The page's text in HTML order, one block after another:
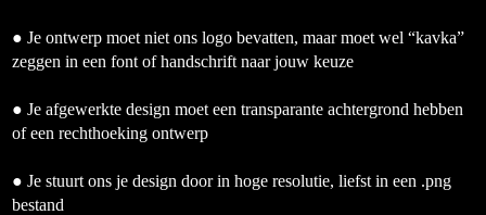
● Je ontwerp moet niet ons logo bevatten, maar moet wel “kavka”
zeggen in een font of handschrift naar jouw keuze
● Je afgewerkte design moet een transparante achtergrond hebben
of een rechthoeking ontwerp
● Je stuurt ons je design door in hoge resolutie, liefst in een .png
bestand